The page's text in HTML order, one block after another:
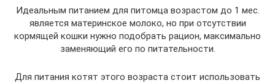
Идеальным питанием для питомца возрастом до 1 мес.
является материнское молоко, но при отсутствии
кормящей кошки нужно подобрать рацион, максимально
заменяющий его по питательности.
Для питания котят этого возраста стоит использовать